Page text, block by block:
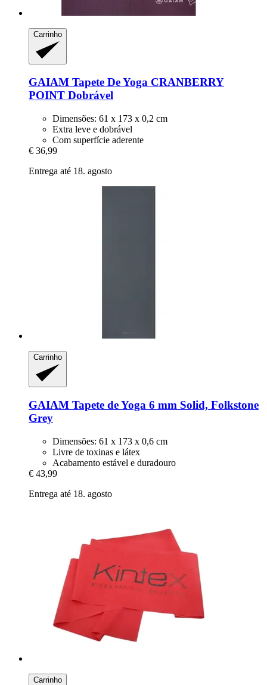
Carrinho
GAIAM Tapete De Yoga CRANBERRY
POINT Dobrável
Dimensões: 61 x 173 x 0,2 cm
Extra leve e dobrável
Com superfície aderente
€ 36,99
Entrega até 18. agosto
Carrinho
GAIAM Tapete de Yoga 6 mm Solid, Folkstone
Grey
Dimensões: 61 x 173 x 0,6 cm
Livre de toxinas e látex
Acabamento estável e duradouro
€ 43,99
Entrega até 18. agosto
Carrinho